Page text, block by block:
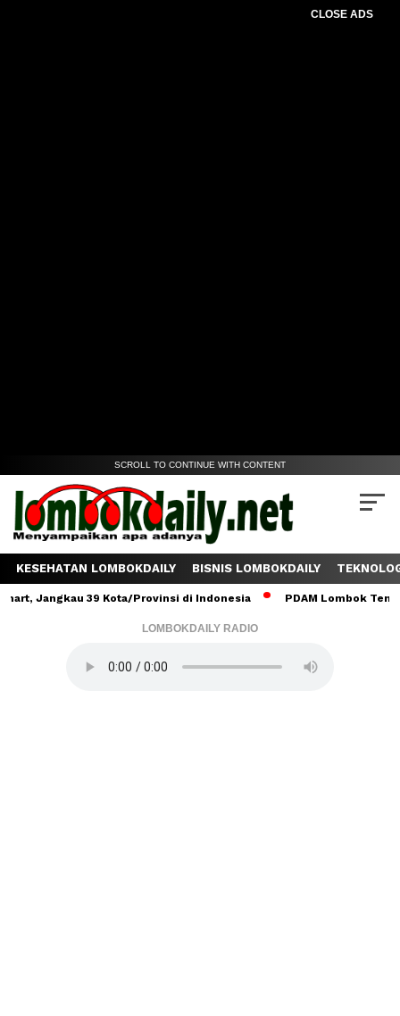
CLOSE ADS
SCROLL TO CONTINUE WITH CONTENT
KESEHATAN LOMBOKDAILY BISNIS LOMBOKDAILY
39 Kota/Provinsi di Indonesia PDAM Lombok Tengah
LOMBOKDAILY RADIO